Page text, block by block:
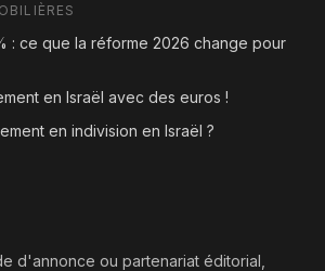
: ce que la réforme 2026 change pour
en Israël avec des euros !
en indivision en Israël ?
d'annonce ou partenariat éditorial,